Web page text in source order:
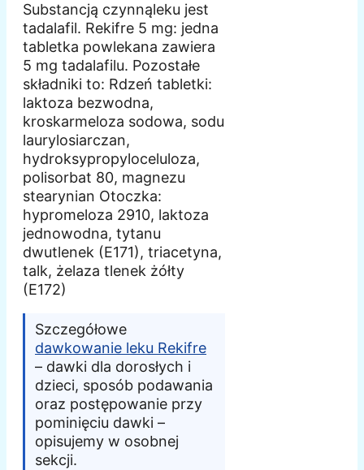
Substancją czynnąleku jest
tadalafil. Rekifre 5 mg: jedna
tabletka powlekana zawiera
5 mg tadalafilu. Pozostałe
składniki to: Rdzeń tabletki:
laktoza bezwodna,
kroskarmeloza sodowa, sodu
laurylosiarczan,
hydroksypropyloceluloza,
polisorbat 80, magnezu
stearynian Otoczka:
hypromeloza 2910, laktoza
jednowodna, tytanu
dwutlenek (E171), triacetyna,
talk, żelaza tlenek żółty
(E172)
Szczegółowe
dawkowanie leku Rekifre
– dawki dla dorosłych i
dzieci, sposób podawania
oraz postępowanie przy
pominięciu dawki –
opisujemy w osobnej
sekcji.